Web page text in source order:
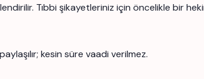
Tıbbi şikayetleriniz için öncelikle bir
kesin süre vaadi verilmez.